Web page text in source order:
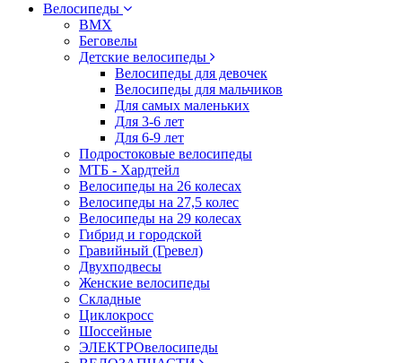
Велосипеды
BMX
Беговелы
Детские велосипеды
Велосипеды для девочек
Велосипеды для мальчиков
Для самых маленьких
Для 3-6 лет
Для 6-9 лет
Подростоковые велосипеды
МТБ - Хардтейл
Велосипеды на 26 колесах
Велосипеды на 27,5 колес
Велосипеды на 29 колесах
Гибрид и городской
Гравийный (Гревел)
Двухподвесы
Женские велосипеды
Складные
Циклокросс
Шоссейные
ЭЛЕКТРОвелосипеды